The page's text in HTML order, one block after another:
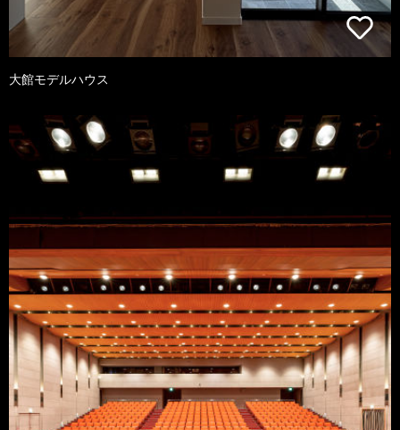
大館モデルハウス